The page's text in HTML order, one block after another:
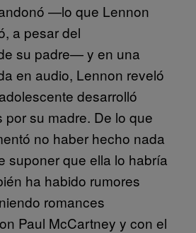
—lo que Lennon
a pesar del
su padre— y en una
en audio, Lennon reveló
desarrolló
su madre. De lo que
no haber hecho nada
suponer que ella lo habría
ha habido rumores
romances
Paul McCartney y con el